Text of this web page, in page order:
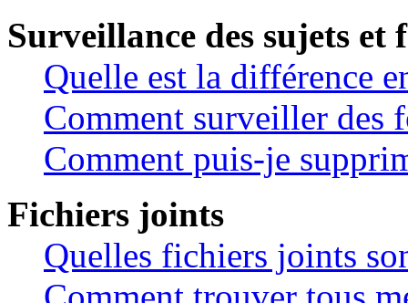
Surveillance des sujets et
Quelle est la différence
Comment surveiller des
Comment puis-je
Fichiers joints
Quelles fichiers joints